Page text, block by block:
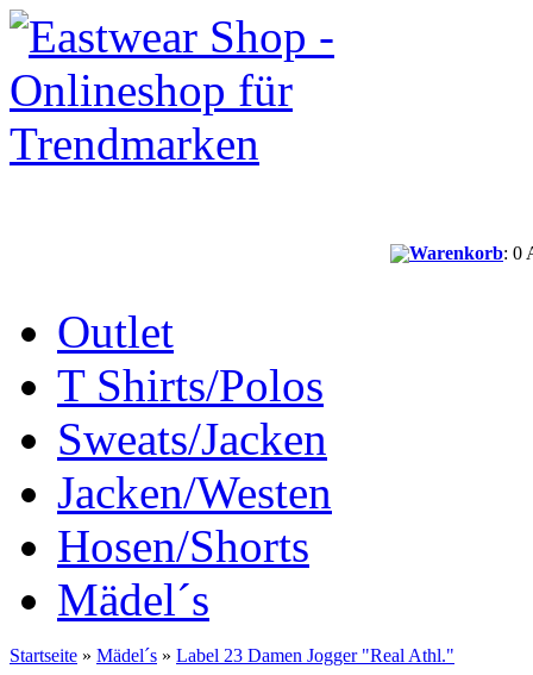
Warenkorb: 0
Outlet
T Shirts/Polos
Sweats/Jacken
Jacken/Westen
Hosen/Shorts
Mädel´s
Startseite » Mädel´s » Label 23 Damen Jogger "Real Athl."